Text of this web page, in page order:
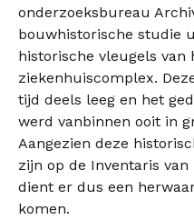
onderzoeksbureau
bouwhistorische studie
historische vleugels van
ziekenhuiscomplex.
tijd deels leeg en het
werd vanbinnen ooit in
Aangezien deze
zijn op de Inventaris
dient er dus een
komen.